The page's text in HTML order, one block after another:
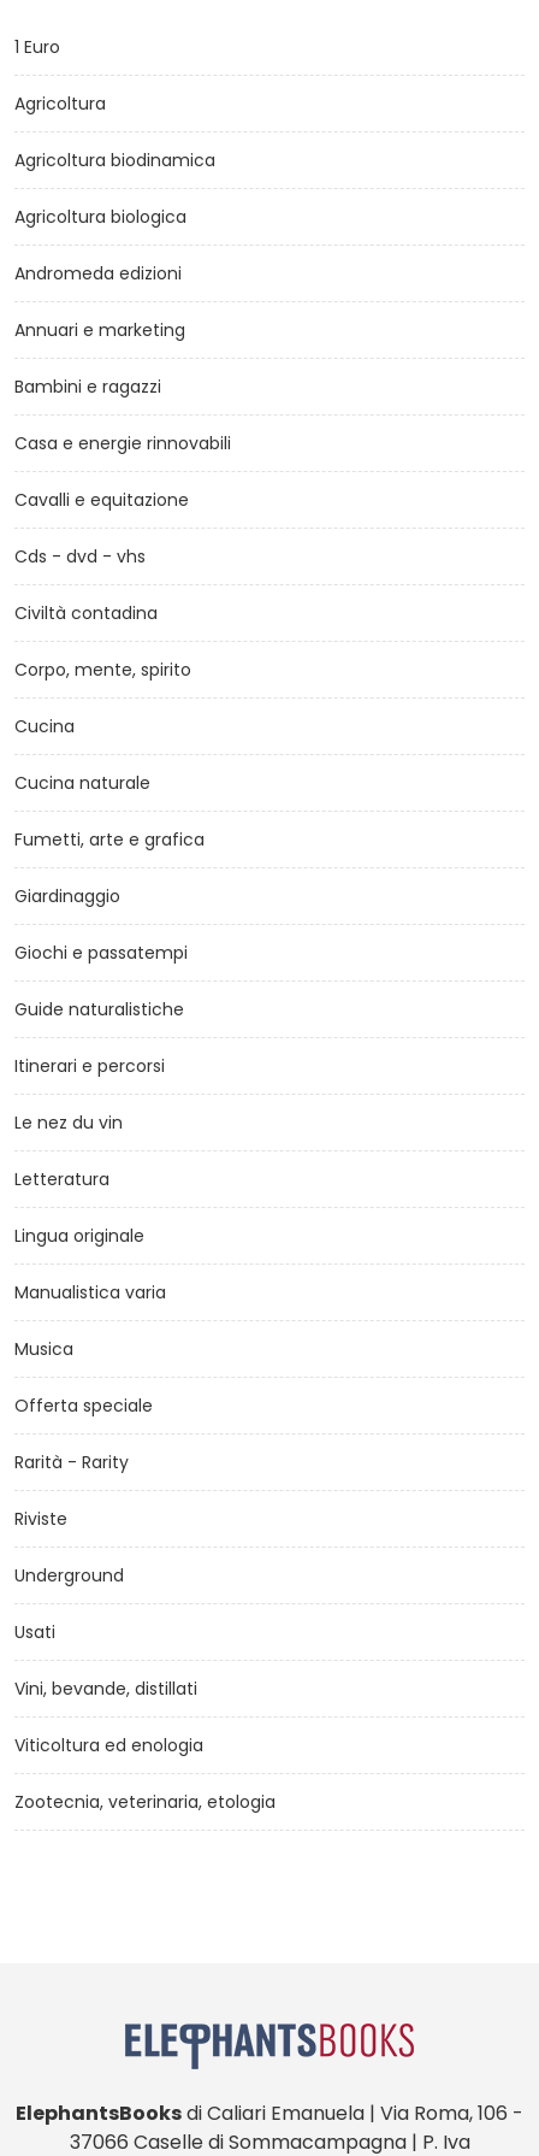
1 Euro
Agricoltura
Agricoltura biodinamica
Agricoltura biologica
Andromeda edizioni
Annuari e marketing
Bambini e ragazzi
Casa e energie rinnovabili
Cavalli e equitazione
Cds - dvd - vhs
Civiltà contadina
Corpo, mente, spirito
Cucina
Cucina naturale
Fumetti, arte e grafica
Giardinaggio
Giochi e passatempi
Guide naturalistiche
Itinerari e percorsi
Le nez du vin
Letteratura
Lingua originale
Manualistica varia
Musica
Offerta speciale
Rarità - Rarity
Riviste
Underground
Usati
Vini, bevande, distillati
Viticoltura ed enologia
Zootecnia, veterinaria, etologia
ElephantsBooksdi Caliari Emanuela | Via Roma, 106 -
37066 Caselle di Sommacampagna | P. Iva